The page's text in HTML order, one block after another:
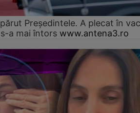
Președintele. A plecat în
a mai întors www.antena3.ro